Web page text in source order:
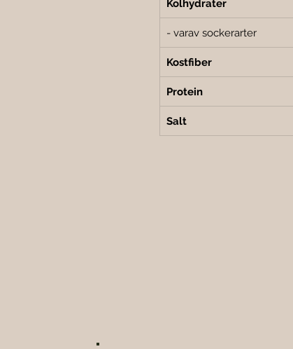
Kolhydrater
- varav sockerarter
Kostfiber
Protein
Salt